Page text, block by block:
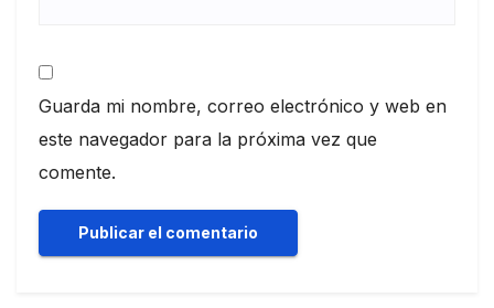
Guarda mi nombre, correo electrónico y web en
este navegador para la próxima vez que
comente.